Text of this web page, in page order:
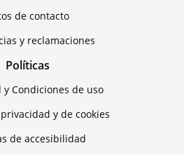
de contacto
y reclamaciones
Políticas
y Condiciones de uso
y de cookies
de accesibilidad